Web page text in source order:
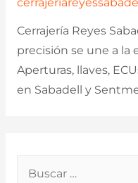
Cerrajería Reyes
precisión se une a la
Aperturas, llaves,
en Sabadell y